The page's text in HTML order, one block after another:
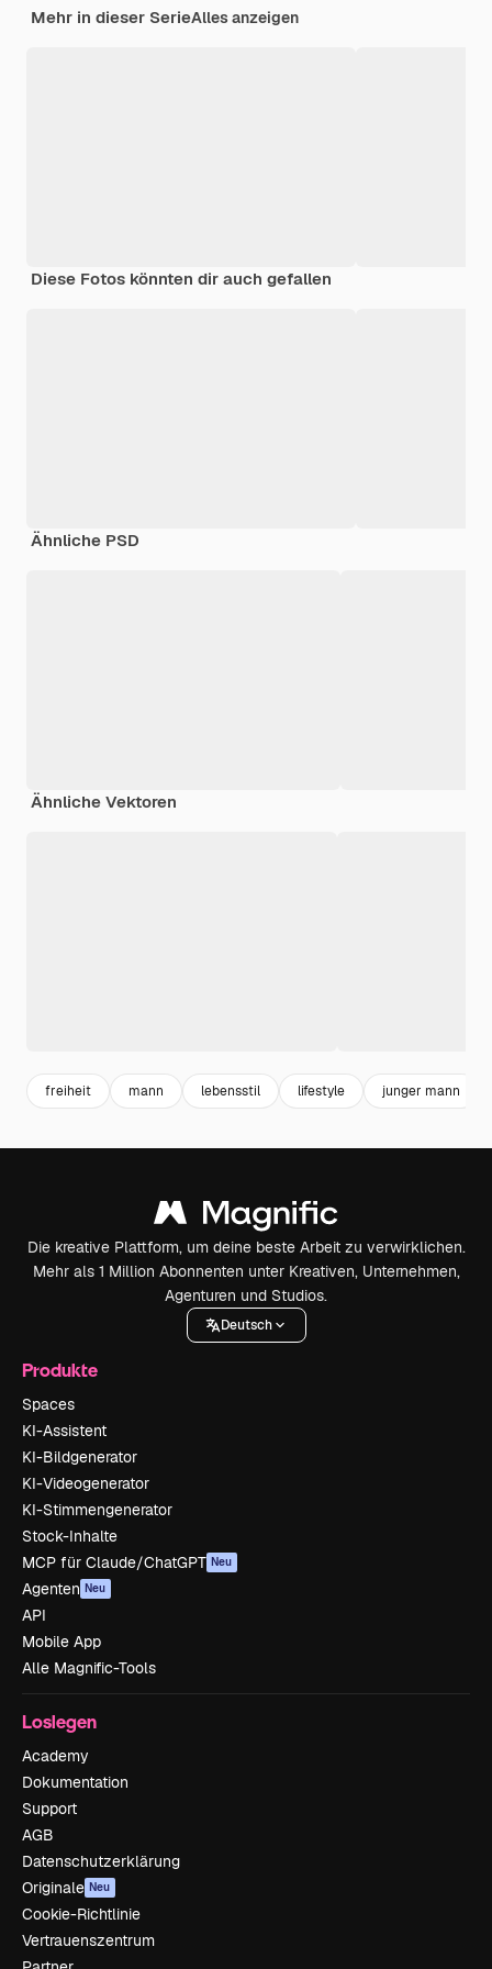
Mehr in dieser SerieAlles anzeigen
Diese Fotos könnten dir auch gefallen
Ähnliche PSD
Ähnliche Vektoren
freiheit mann lebensstil lifestyle junger mann
Die kreative Plattform, um deine beste Arbeit zu verwirklichen.
Mehr als 1 Million Abonnenten unter Kreativen, Unternehmen,
Agenturen und Studios.
Deutsch
Produkte
Spaces
KI-Assistent
KI-Bildgenerator
KI-Videogenerator
KI-Stimmengenerator
Stock-Inhalte
MCP für Claude/ChatGPT Neu
Agenten Neu
API
Mobile App
Alle Magnific-Tools
Loslegen
Academy
Dokumentation
Support
AGB
Datenschutzerklärung
Originale Neu
Cookie-Richtlinie
Vertrauenszentrum